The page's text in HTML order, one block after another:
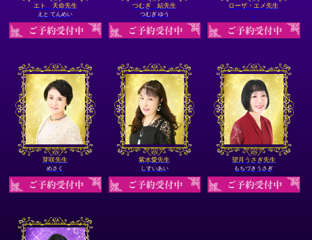
エト 天命先生
えと てんめい
つむぎ 結先生
つむぎ ゆう
ローザ・エメ先生
芽咲先生
めさく
紫水愛先生
しすいあい
望月うさぎ先生
もちづきうさぎ